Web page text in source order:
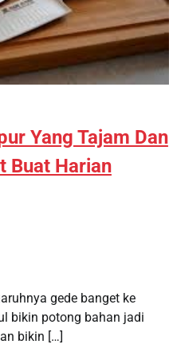
Yang Tajam Dan
Buat Harian
gede banget ke
bikin potong bahan jadi
bikin […]